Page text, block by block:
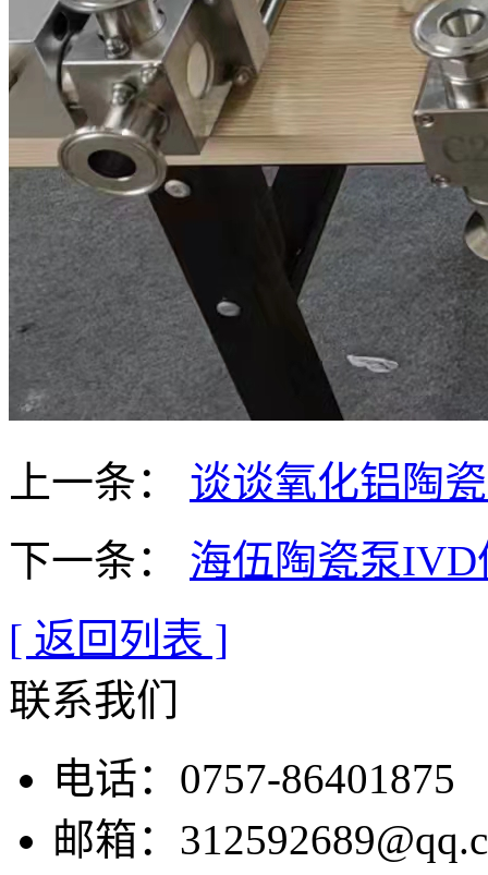
上一条： 谈谈氧化铝陶
下一条： 海伍陶瓷泵
[ 返回列表 ]
联系我们
电话：0757-86401875
邮箱：